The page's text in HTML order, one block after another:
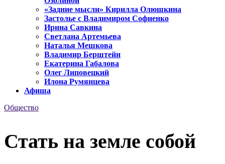
«Задние мысли» Кирилла Олюшкина
Застолье с Владимиром Софиенко
Ирина Савкина
Светлана Артемьева
Наталья Мешкова
Владимир Берштейн
Екатерина Габалова
Олег Липовецкий
Илона Румянцева
Афиша
Общество
Стать на земле собой